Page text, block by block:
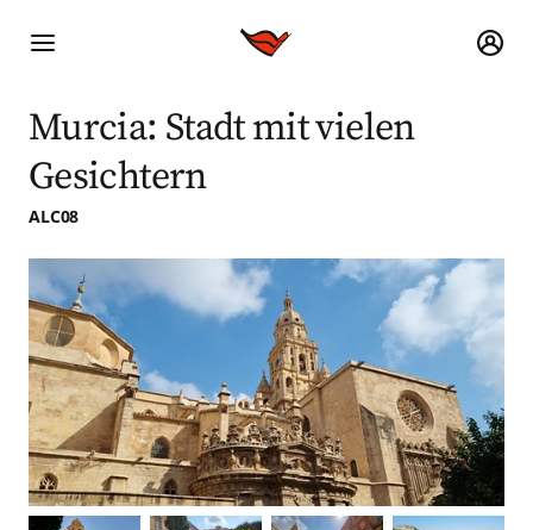
Murcia: Stadt mit vielen
Gesichtern
ALC08